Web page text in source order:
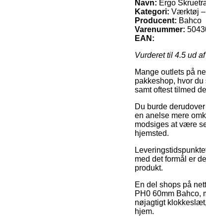
Navn: Ergo
Kategori: Værktøj
Producent: Bahco
Varenummer:
EAN:
Vurderet til 4.5 ud
Mange outlets på
pakkeshop, hvor
samt oftest tilmed
Du burde
en anelse mere
modsiges at være
hjemsted.
med det formål er
produkt.
En del shops på
PH0 60mm Bahco,
nøjagtigt
hjem.